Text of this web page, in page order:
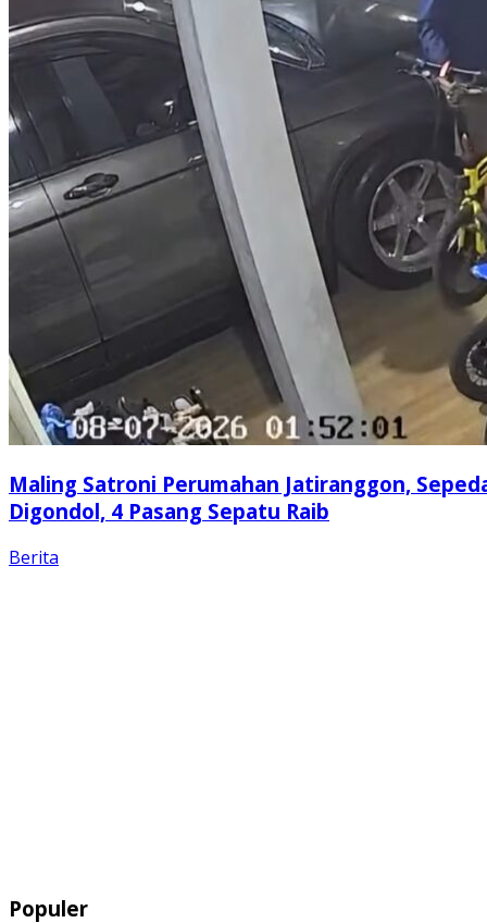
Maling Satroni Perumahan Jatiranggon,
Digondol, 4 Pasang Sepatu Raib
Berita
Populer